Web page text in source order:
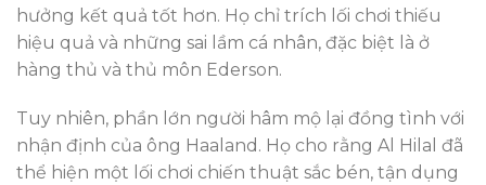
hưởng kết quả tốt hơn. Họ chỉ trích lối chơi thiếu
hiệu quả và những sai lầm cá nhân, đặc biệt là ở
hàng thủ và thủ môn Ederson.
Tuy nhiên, phần lớn người hâm mộ lại đồng tình với
nhận định của ông Haaland. Họ cho rằng Al Hilal đã
thể hiện một lối chơi chiến thuật sắc bén, tận dụng